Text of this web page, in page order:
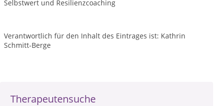
Therapeutensuche
Selbstwert und Resilienzcoaching
Verantwortlich für den Inhalt des Eintrages ist: Kathrin
Schmitt-Berge